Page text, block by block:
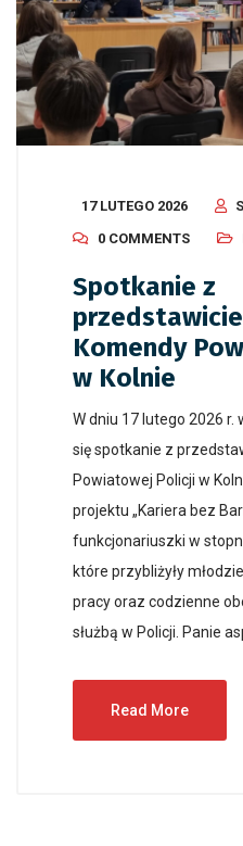
17 LUTEGO 2026
0 COMMENTS
Spotkanie z
Komendy
w Kolnie
W dniu 17 lutego 2026 r.
się spotkanie z
Powiatowej Policji w
projektu „Kariera bez
funkcjonariuszki w
które przybliżyły
pracy oraz codzienne
służbą w Policji. Panie
Read More